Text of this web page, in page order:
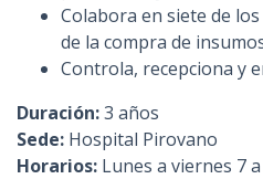
Colabora en siete de
de la compra de
Controla, recepciona y
Duración:3 años
Sede: Hospital Pirovano
Horarios: Lunes a viernes 7